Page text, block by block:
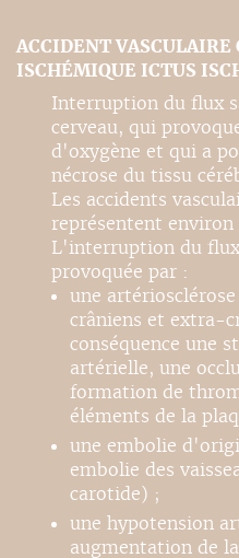
ACCIDENT VASCULAIRE
ISCHÉMIQUE ICTUS
Interruption du flux
cerveau, qui
d'oxygène et qui a
nécrose du tissu
Les accidents
représentent environ
L'interruption du
provoquée par :
une
crâniens et extra-
conséquence une
artérielle, une
formation de
éléments de la
une embolie
embolie des
carotide) ;
une hypotension
augmentation de